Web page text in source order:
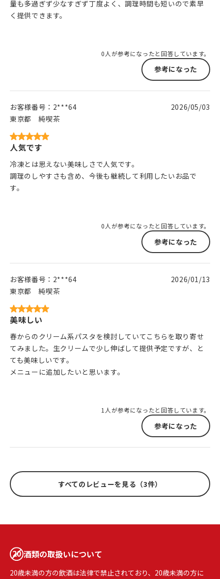
量も多過ぎず少なすぎず丁度よく、調理時間も短いので素早
く提供できます。
0人が参考になったと回答しています。
参考になった
お客様番号： 2***64
東京都
純喫茶
2026/05/03
人気です
冷凍とは思えない美味しさで人気です。
調理のしやすさも含め、今後も継続して利用したいお品で
す。
0人が参考になったと回答しています。
参考になった
お客様番号： 2***64
東京都
純喫茶
2026/01/13
美味しい
春からのクリーム系パスタを検討していてこちらを取り寄せ
てみました。生クリームで少し伸ばして提供予定ですが、と
ても美味しいです。
メニューに追加したいと思います。
1人が参考になったと回答しています。
参考になった
すべてのレビューを見る（3件）
酒類の取扱いについて
20歳未満の方の飲酒は法律で禁止されており、20歳未満の方に